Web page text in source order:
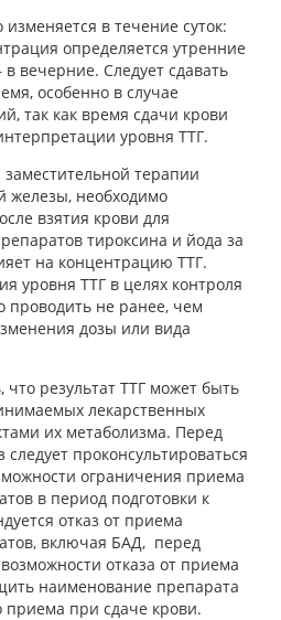
в течение суток:
определяется утренние
вечерние. Следует сдавать
особенно в случае
так как время сдачи крови
уровня ТТГ.
терапии
железы, необходимо
взятия крови для
тироксина и йода за
на концентрацию ТТГ.
уровня ТТГ в целях контроля
проводить не ранее, чем
дозы или вида
результат ТТГ может быть
лекарственных
их метаболизма. Перед
проконсультироваться
ограничения приема
в период подготовки к
отказ от приема
включая БАД, перед
отказа от приема
наименование препарата
приема при сдаче крови.